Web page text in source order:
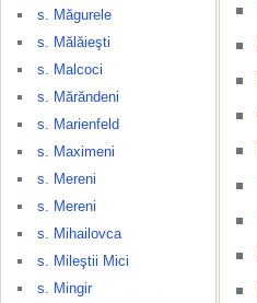
s. Măgurele
s. Mălăieşti
s. Malcoci
s. Mărăndeni
s. Marienfeld
s. Maximeni
s. Mereni
s. Mereni
s. Mihailovca
s. Mileştii Mici
s. Mingir